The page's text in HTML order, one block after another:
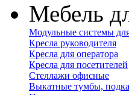
Мебель
Модульные системы
Кресла руководителя
Кресла для оператора
Кресла для посетителей
Стеллажи офисные
Выкатные тумбы,